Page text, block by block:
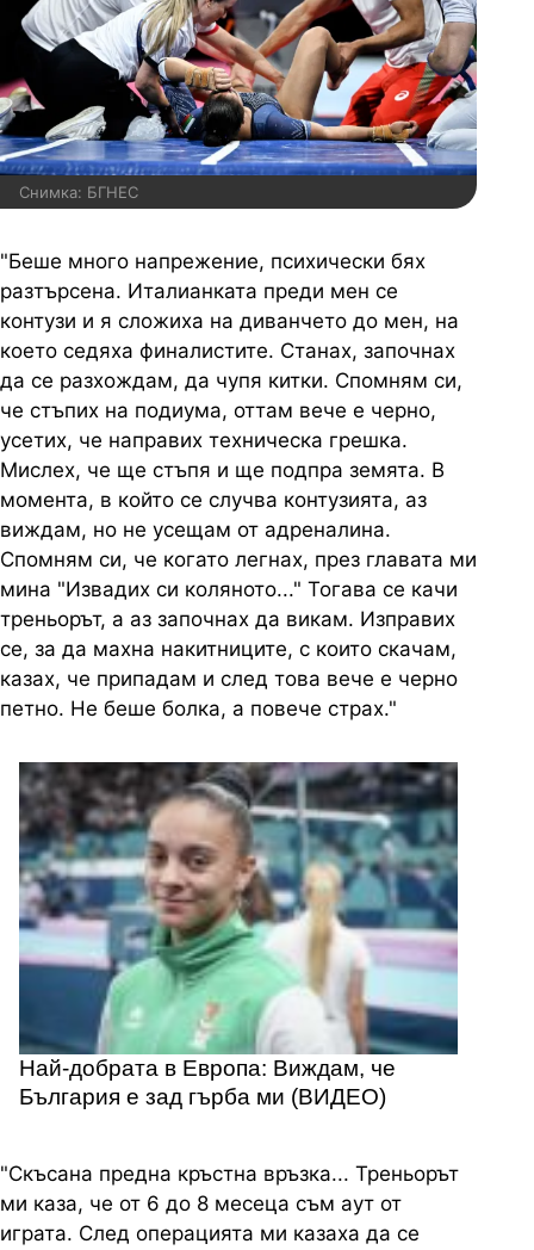
Снимка: БГНЕС
"Беше много напрежение, психически бях
разтърсена. Италианката преди мен се
контузи и я сложиха на диванчето до мен, на
което седяха финалистите. Станах, започнах
да се разхождам, да чупя китки. Спомням си,
че стъпих на подиума, оттам вече е черно,
усетих, че направих техническа грешка.
Мислех, че ще стъпя и ще подпра земята. В
момента, в който се случва контузията, аз
виждам, но не усещам от адреналина.
Спомням си, че когато легнах, през главата ми
мина "Извадих си коляното..." Тогава се качи
треньорът, а аз започнах да викам. Изправих
се, за да махна накитниците, с които скачам,
казах, че припадам и след това вече е черно
петно. Не беше болка, а повече страх."
Най-добрата в Европа: Виждам, че
България е зад гърба ми (ВИДЕО)
"Скъсана предна кръстна връзка... Треньорът
ми каза, че от 6 до 8 месеца съм аут от
играта. След операцията ми казаха да се